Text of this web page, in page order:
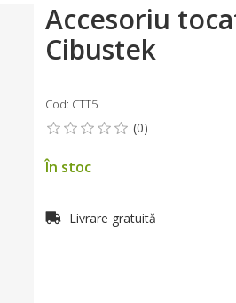
Accesoriu
Cibustek
Cod: CTT5
În stoc
Livrare gratuită